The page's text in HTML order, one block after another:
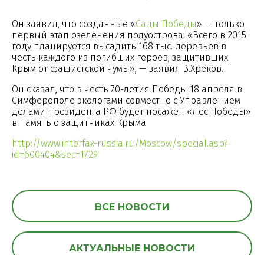
Он заявил, что созданные «Сады Победы» — только
первый этап озеленения полуострова. «Всего в 2015
году планируется высадить 168 тыс. деревьев в
честь каждого из погибших героев, защитивших
Крым от фашистской чумы», — заявил В.Хреков.
Он сказал, что в честь 70-летия Победы 18 апреля в
Симферополе экологами совместно с Управлением
делами президента РФ будет посажен «Лес Победы»
в память о защитниках Крыма
http://www.interfax-russia.ru/Moscow/special.asp?
id=600404&sec=1729
ВСЕ НОВОСТИ
АКТУАЛЬНЫЕ НОВОСТИ